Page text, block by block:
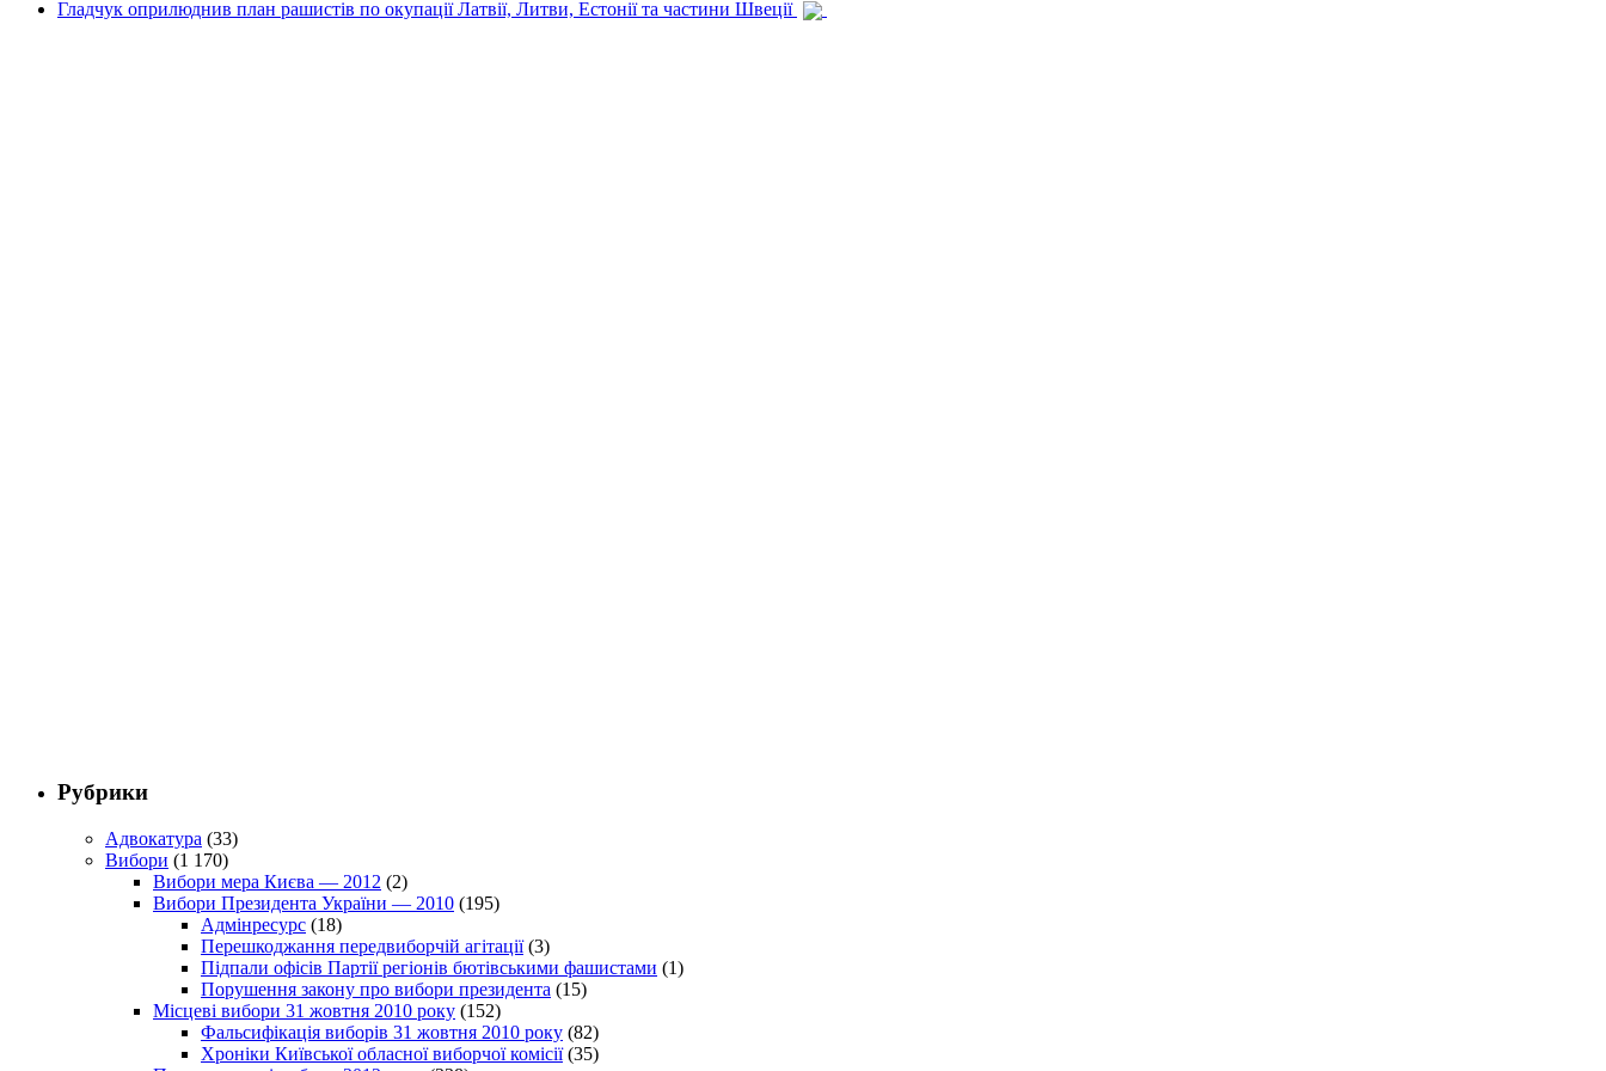
Гладчук оприлюднив план рашистів по окупації Латвії, Литви, Естонії та частини Швеції
Рубрики
Адвокатура (33)
Вибори (1 170)
Вибори мера Києва — 2012 (2)
Вибори Президента України — 2010 (195)
Адмінресурс (18)
Перешкоджання передвиборчій агітації(3)
Підпали офісів Партії регіонів бютівськими фашистами (1)
Порушення закону про вибори президента (15)
Місцеві вибори 31 жовтня 2010 року (152)
Фальсифікація виборів 31 жовтня 2010 року (82)
Хроніки Київської обласної виборчої комісії(35)